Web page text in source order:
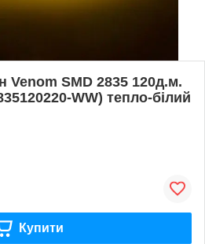
Venom SMD 2835 120д.м.
WW) тепло-білий
Купити